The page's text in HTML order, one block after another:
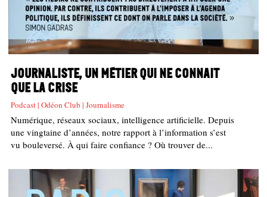
Journaliste, un métier qui ne connait
que la crise
Podcast | Odéon Club | Journalisme
Numérique, réseaux sociaux, intelligence artificielle. Depuis
une vingtaine d’années, notre rapport à l’information s’est
vu bouleversé. À qui faire confiance ? Où trouver de...